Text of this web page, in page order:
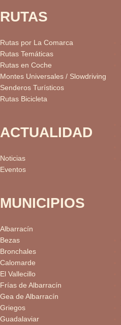
RUTAS
Rutas por La Comarca
Rutas Temáticas
Rutas en Coche
Montes Universales / Slowdriving
Senderos Turísticos
Rutas Bicicleta
ACTUALIDAD
Noticias
Eventos
MUNICIPIOS
Albarracín
Bezas
Bronchales
Calomarde
El Vallecillo
Frías de Albarracín
Gea de Albarracín
Griegos
Guadalaviar